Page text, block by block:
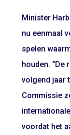
Minister
nu eenmaal
spelen
houden. “De
volgend jaar
Commissie
voordat het